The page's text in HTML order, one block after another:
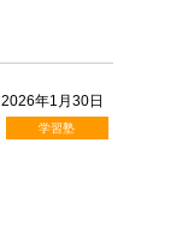
2026年1月30日
学習塾